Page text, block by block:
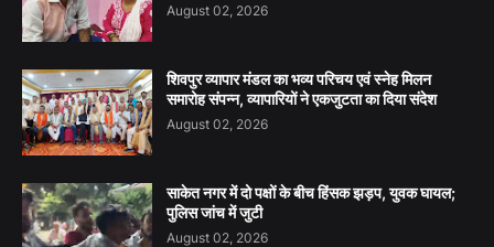
August 02, 2026
शिवपुर व्यापार मंडल का भव्य परिचय एवं स्नेह मिलन
समारोह संपन्न, व्यापारियों ने एकजुटता का दिया संदेश
August 02, 2026
साकेत नगर में दो पक्षों के बीच हिंसक झड़प, युवक घायल;
पुलिस जांच में जुटी
August 02, 2026